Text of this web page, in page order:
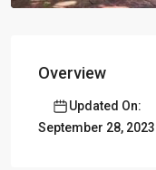
Overview
Updated On:
September 28, 2023